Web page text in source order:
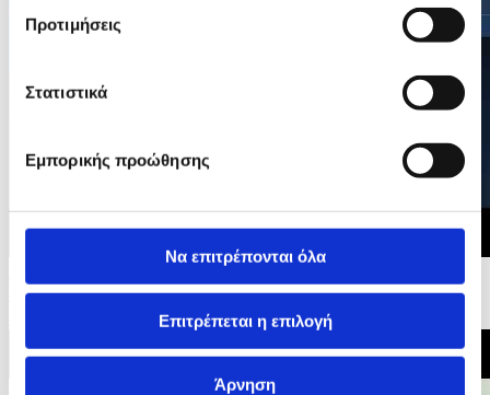
Προτιμήσεις
Στατιστικά
Εμπορικής προώθησης
Να επιτρέπονται όλα
Επιτρέπεται η επιλογή
Άρνηση
Υπουργός Παιδείας - Διεθνές συνέδριο για ενίσχυση
ανάπτυξης δεξιοτήτων και συνεργασίας...